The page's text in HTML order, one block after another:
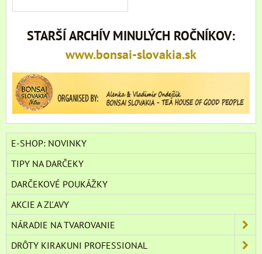
STARŠÍ ARCHÍV MINULÝCH ROČNÍKOV:
www.bonsai-slovakia.sk
E-SHOP: NOVINKY
TIPY NA DARČEKY
DARČEKOVÉ POUKÁŽKY
AKCIE A ZĽAVY
NÁRADIE NA TVAROVANIE
DRÔTY KIRAKUNI PROFESSIONAL